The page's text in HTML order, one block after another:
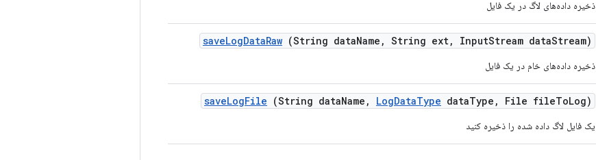
ذخیره داده‌های لاگ در یک فایل
saveLogDataRaw (String dataName , String ext, InputStream dataStream)
ذخیره داده‌های خام در یک فایل
saveLogFile (String dataName , LogDataType dataType , File fileToLog)
یک فایل لاگ داده شده را ذخیره کنید